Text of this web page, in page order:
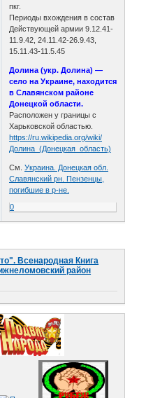
пкг.
Периоды вхождения в состав
Действующей армии 9.12.41-
11.9.42, 24.11.42-26.9.43,
15.11.43-11.5.45
Долина (укр. Долина) —
село на Украине, находится
в Славянском районе
Донецкой области.
Расположен у границы с
Харьковской областью.
https://ru.wikipedia.org/wiki/
Долина_(Донецкая_область)
См.Украина. Донецкая обл.
Славянский рн. Пензенцы,
погибшие в р-не.
0
Всенародная Книга
район